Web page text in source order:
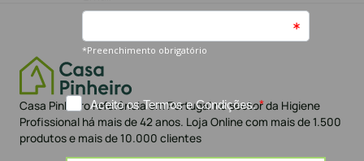
Casa Pinheiro referência em Portugal no sector da Higiene
Profissional há mais de 42 anos. Loja Online com mais de 1.500
produtos e mais de 10.000 clientes